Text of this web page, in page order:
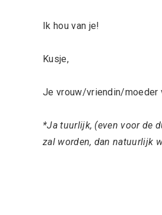
Ik hou van je!
Kusje,
Je vrouw/vriendin/moeder
*Ja tuurlijk, (even voor de
zal worden, dan natuurlijk